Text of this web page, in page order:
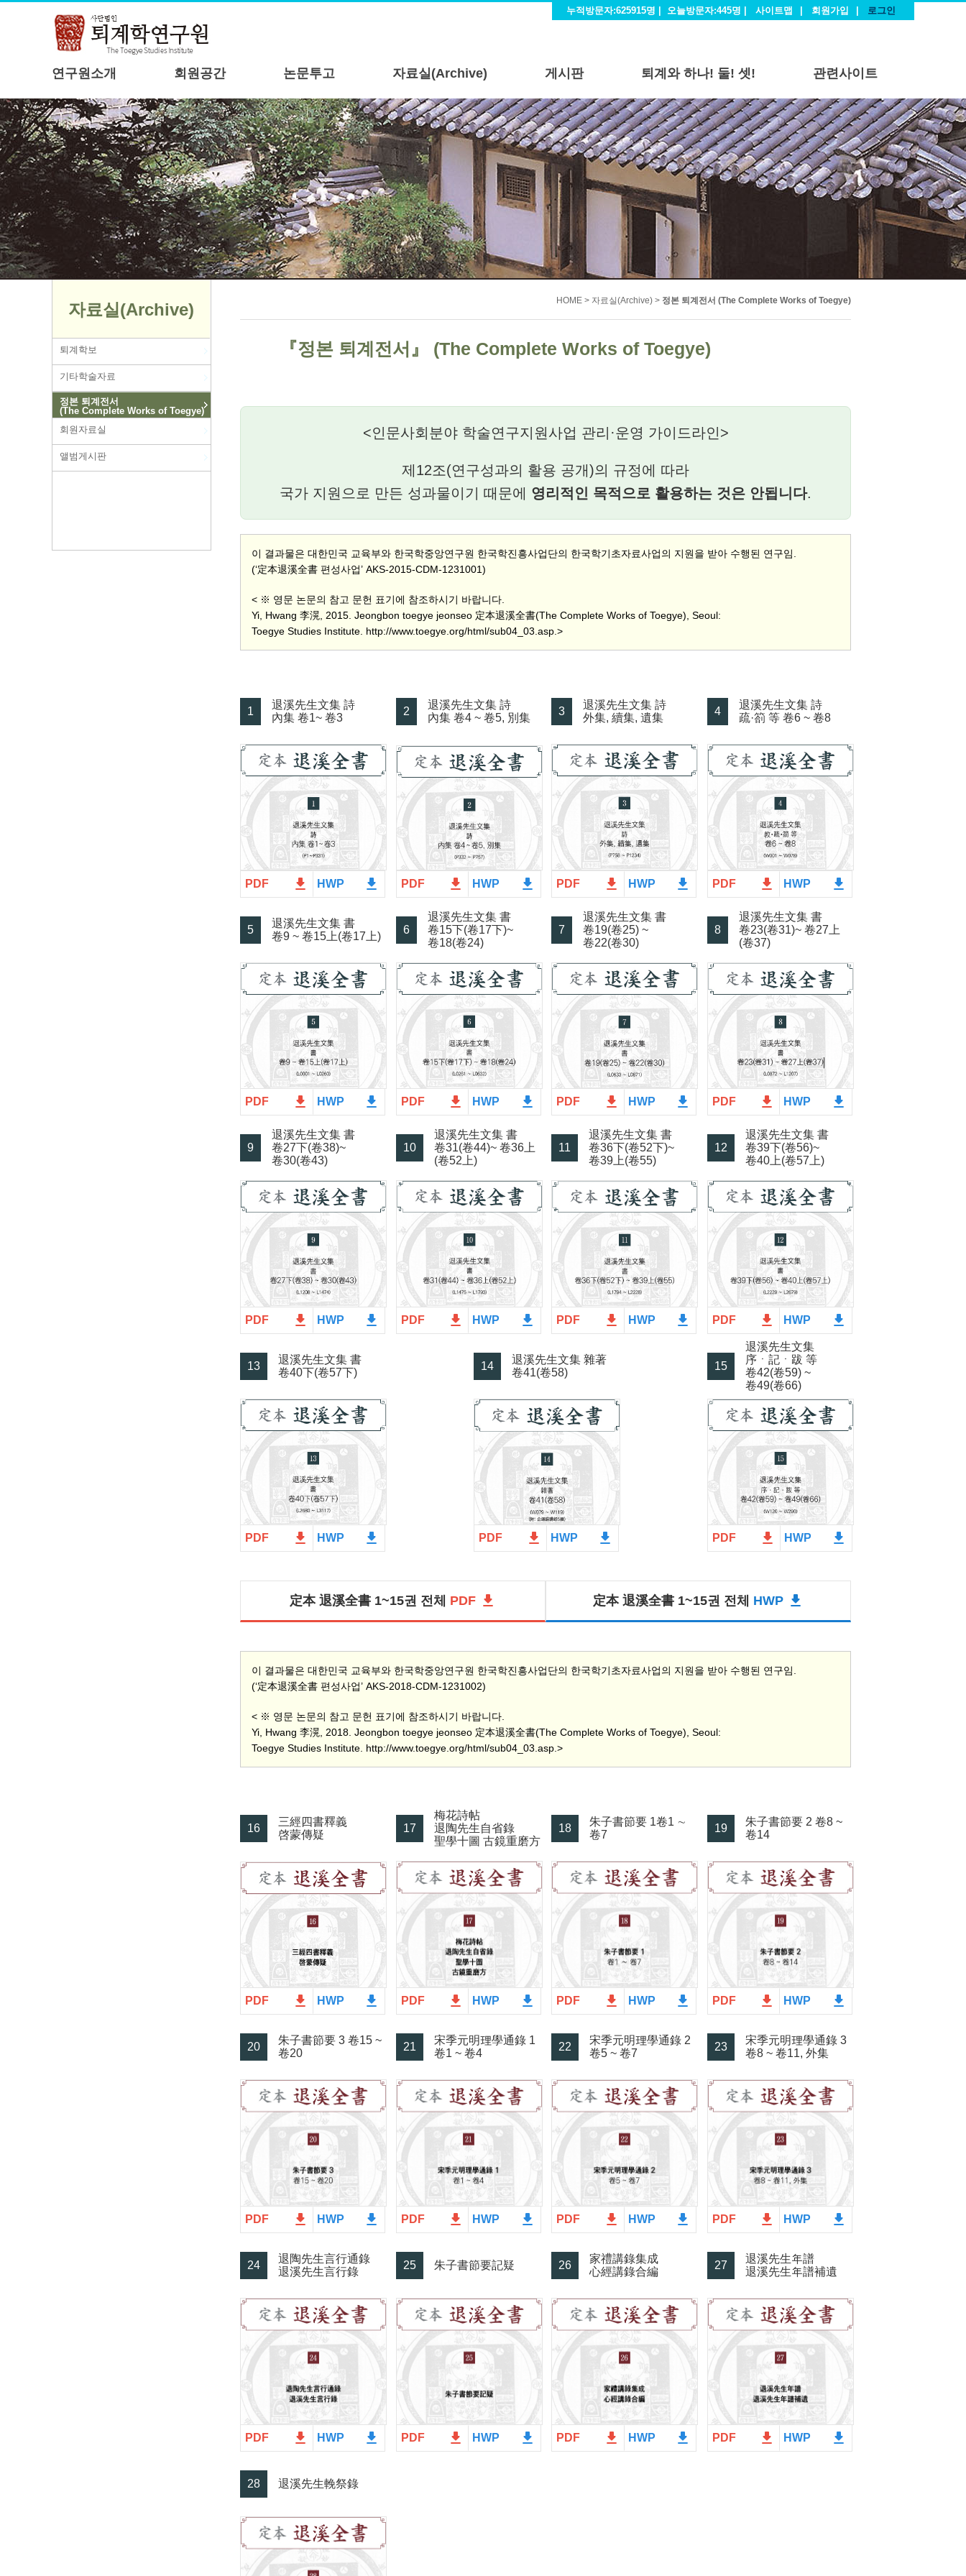
누적방문자:625915명 | 오늘방문자:445명 | 사이트맵 회원가입 로그인
연구원소개 회원공간 논문투고 자료실(Archive) 게시판 퇴계와 하나! 둘! 셋! 관련사이트
자료실(Archive)
퇴계학보
기타학술자료
정본 퇴계전서
(The Complete Works of Toegye)
회원자료실
앨범게시판
HOME > 자료실(Archive) > 정본 퇴계전서 (The Complete Works of Toegye)
『정본 퇴계전서』 (The Complete Works of Toegye)
<인문사회분야 학술연구지원사업 관리·운영 가이드라인>
제12조(연구성과의 활용 공개)의 규정에 따라
국가 지원으로 만든 성과물이기 때문에 영리적인 목적으로 활용하는 것은 안됩니다.
이 결과물은 대한민국 교육부와 한국학중앙연구원 한국학진흥사업단의 한국학기초자료사업의 지원을 받아 수행된 연구임.
(‘定本退溪全書 편성사업’ AKS-2015-CDM-1231001)
< ※ 영문 논문의 참고 문헌 표기에 참조하시기 바랍니다.
Yi, Hwang 李滉, 2015. Jeongbon toegye jeonseo 定本退溪全書(The Complete Works of Toegye), Seoul:
Toegye Studies Institute. http://www.toegye.org/html/sub04_03.asp.>
1
退溪先生文集 詩
內集 卷1~ 卷3
PDF file_download HWP file_download
2
退溪先生文集 詩
內集 卷4 ~ 卷5, 別集
PDF file_download HWP file_download
3
退溪先生文集 詩
外集, 續集, 遺集
PDF file_download HWP file_download
4
退溪先生文集 詩
疏·箚 等 卷6 ~ 卷8
PDF file_download HWP file_download
5
退溪先生文集 書
卷9 ~ 卷15上(卷17上)
PDF file_download HWP file_download
6
退溪先生文集 書
卷15下(卷17下)~
卷18(卷24)
PDF file_download HWP file_download
7
退溪先生文集 書
卷19(卷25) ~
卷22(卷30)
PDF file_download HWP file_download
8
退溪先生文集 書
卷23(卷31)~ 卷27上
(卷37)
PDF file_download HWP file_download
9
退溪先生文集 書
卷27下(卷38)~
卷30(卷43)
PDF file_download HWP file_download
10
退溪先生文集 書
卷31(卷44)~ 卷36上
(卷52上)
PDF file_download HWP file_download
11
退溪先生文集 書
卷36下(卷52下)~
卷39上(卷55)
PDF file_download HWP file_download
12
退溪先生文集 書
卷39下(卷56)~
卷40上(卷57上)
PDF file_download HWP file_download
13
退溪先生文集 書
卷40下(卷57下)
PDF file_download HWP file_download
14
退溪先生文集 雜著
卷41(卷58)
PDF file_download HWP file_download
15
退溪先生文集
序ㆍ記ㆍ跋 等
卷42(卷59) ~
卷49(卷66)
PDF file_download HWP file_download
定本 退溪全書 1~15권 전체 PDF file_download 定本 退溪全書 1~15권 전체 HWP file_download
이 결과물은 대한민국 교육부와 한국학중앙연구원 한국학진흥사업단의 한국학기초자료사업의 지원을 받아 수행된 연구임.
(‘定本退溪全書 편성사업’ AKS-2018-CDM-1231002)
< ※ 영문 논문의 참고 문헌 표기에 참조하시기 바랍니다.
Yi, Hwang 李滉, 2018. Jeongbon toegye jeonseo 定本退溪全書(The Complete Works of Toegye), Seoul:
Toegye Studies Institute. http://www.toegye.org/html/sub04_03.asp.>
16
三經四書釋義
啓蒙傳疑
PDF file_download HWP file_download
17
梅花詩帖
退陶先生自省錄
聖學十圖 古鏡重磨方
PDF file_download HWP file_download
18
朱子書節要 1卷1 ∼
卷7
PDF file_download HWP file_download
19
朱子書節要 2 卷8 ~
卷14
PDF file_download HWP file_download
20
朱子書節要 3 卷15 ~
卷20
PDF file_download HWP file_download
21
宋季元明理學通錄 1
卷1 ~ 卷4
PDF file_download HWP file_download
22
宋季元明理學通錄 2
卷5 ~ 卷7
PDF file_download HWP file_download
23
宋季元明理學通錄 3
卷8 ~ 卷11, 外集
PDF file_download HWP file_download
24
退陶先生言行通錄
退溪先生言行錄
PDF file_download HWP file_download
25 朱子書節要記疑
PDF file_download HWP file_download
26
家禮講錄集成
心經講錄合編
PDF file_download HWP file_download
27
退溪先生年譜
退溪先生年譜補遺
PDF file_download HWP file_download
28 退溪先生輓祭錄